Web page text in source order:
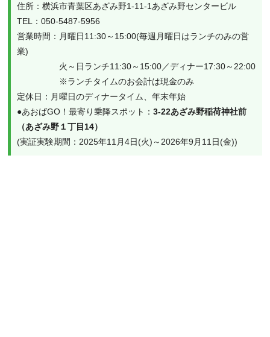
住所：横浜市青葉区あざみ野1-11-1あざみ野センタービル
TEL：050-5487-5956
営業時間：月曜日11:30～15:00(毎週月曜日はランチのみの営
業)
火～日ランチ11:30～15:00／ディナー17:30～22:00
※ランチタイムのお会計は現金のみ
定休日：月曜日のディナータイム、年末年始
●あおばGO！最寄り乗降スポット：3-22あざみ野稲荷神社前
（あざみ野１丁目14）
(実証実験期間：2025年11月4日(火)～2026年9月11日(金))